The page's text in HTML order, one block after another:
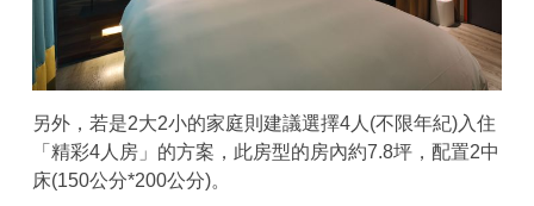
另外，若是2大2小的家庭則建議選擇4人(不限年紀)入住
「精彩4人房」的方案，此房型的房內約7.8坪，配置2中
床(150公分*200公分)。